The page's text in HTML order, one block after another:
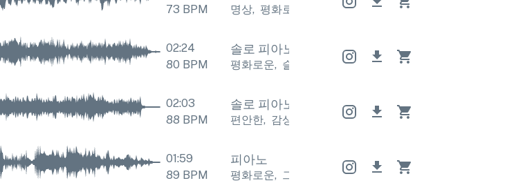
73 BPM 명상, 평화로운 평화로운 명상
02:24
80 BPM
솔로 피아노 솔로 피아노 솔로 피아노
평화로운, 슬퍼 평화로운 슬퍼 평화로운
02:03
88 BPM
솔로 피아노 솔로 피아노 솔로 피아노
편안한, 감상적 편안한, 감상적 편안한
01:59
89 BPM
피아노
평화로운, 그리운 평화로운 그리운